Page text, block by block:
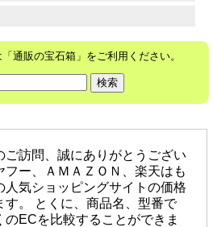
通販の宝石箱」をご利用ください。
ご訪問、誠にありがとうござい
フー、ＡＭＡＺＯＮ、楽天はも
人気ショッピングサイトの価格
す。 とくに、商品名、型番で
ECを比較することができま